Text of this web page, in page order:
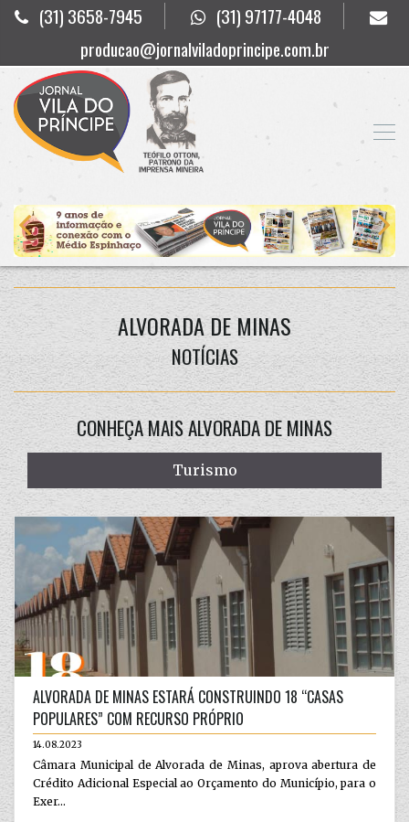
(31) 3658-7945
(31) 97177-4048
producao@jornalviladoprincipe.com.br
ALVORADA DE MINAS
NOTÍCIAS
CONHEÇA MAIS ALVORADA DE MINAS
Turismo
ALVORADA DE MINAS ESTARÁ CONSTRUINDO 18 “CASAS
POPULARES” COM RECURSO PRÓPRIO
14.08.2023
Câmara Municipal de Alvorada de Minas, aprova abertura de
Crédito Adicional Especial ao Orçamento do Município, para o
Exer...